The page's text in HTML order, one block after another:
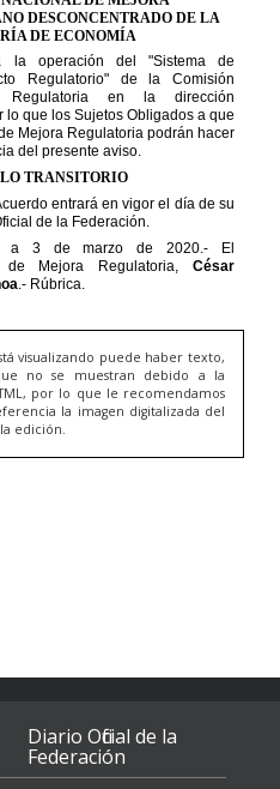
visualizando puede haber texto,
no se muestran debido a la
por lo que le recomendamos
la imagen digitalizada del
edición.
Diario Oficial de la
Federación